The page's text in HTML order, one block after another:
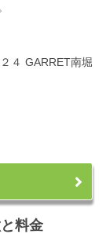
４ GARRET南堀
料金